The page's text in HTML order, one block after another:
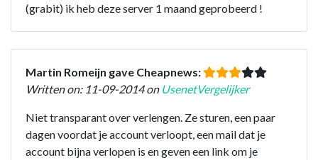
(grabit) ik heb deze server 1 maand geprobeerd !
Martin Romeijn gave Cheapnews:
Written on: 11-09-2014 on UsenetVergelijker
Niet transparant over verlengen. Ze sturen, een paar
dagen voordat je account verloopt, een mail dat je
account bijna verlopen is en geven een link om je